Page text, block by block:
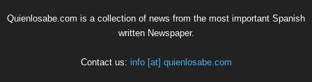
Quienlosabe.com is a collection of news from the most important Spanish
written Newspaper.
Contact us: info [at] quienlosabe.com